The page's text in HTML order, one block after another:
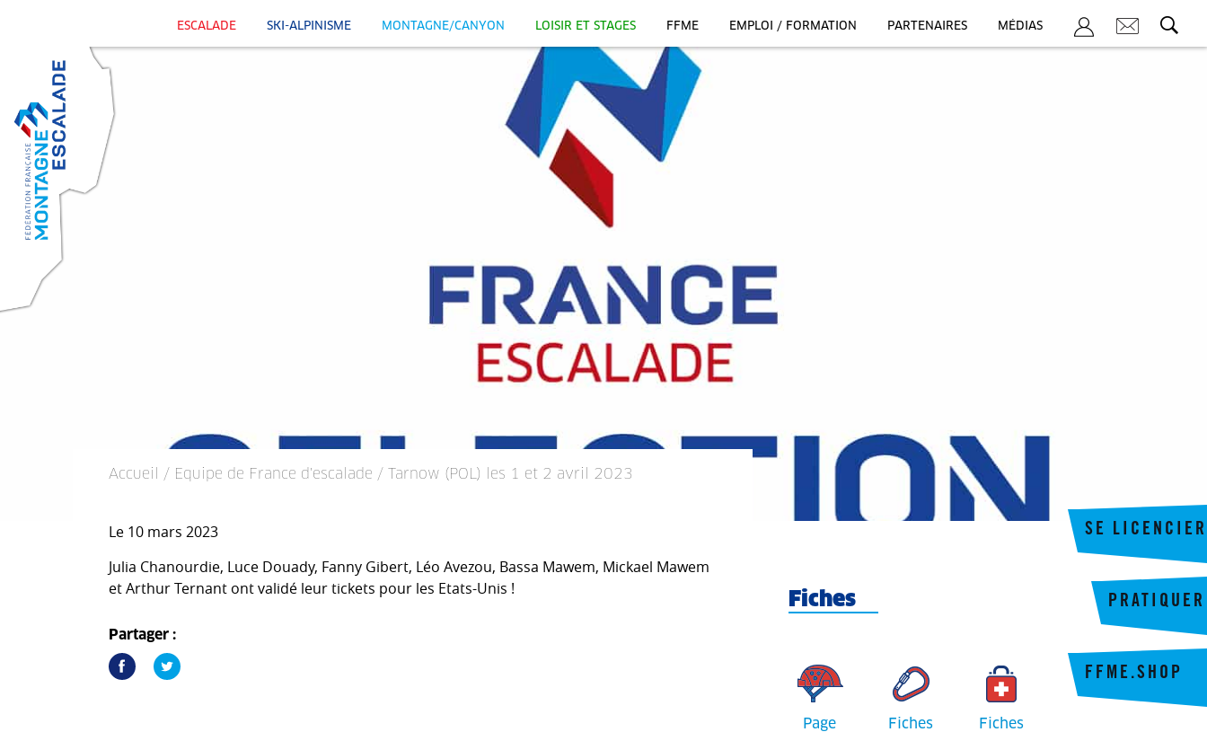
ESCALADE SKI-ALPINISME MONTAGNE/CANYON LOISIR ET STAGES FFME EMPLOI / FORMATION PARTENAIRES MÉDIAS
SE LICENCIER
FFME.SHOP
PRATIQUER
Accueil / Equipe de France d'escalade / Tarnow (POL) les 1 et 2 avril 2023
Le 10 mars 2023
Julia Chanourdie, Luce Douady, Fanny Gibert, Léo Avezou, Bassa Mawem, Mickael Mawem
et Arthur Ternant ont validé leur tickets pour les Etats-Unis !
Partager :
Fiches
Page
Fiches
Fiches